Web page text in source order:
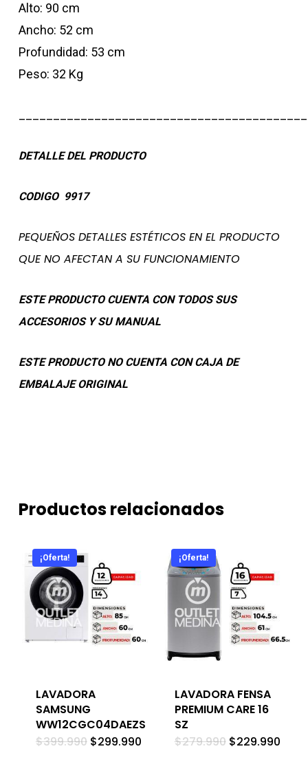
Alto: 90 cm
Ancho: 52 cm
Profundidad: 53 cm
Peso: 32 Kg
DETALLE DEL PRODUCTO
CODIGO 9917
PEQUEÑOS DETALLES ESTÉTICOS EN EL PRODUCTO
QUE NO AFECTAN A SU FUNCIONAMIENTO
ESTE PRODUCTO CUENTA CON TODOS SUS
ACCESORIOS Y SU MANUAL
ESTE PRODUCTO NO CUENTA CON CAJA DE
EMBALAJE ORIGINAL
Productos relacionados
¡Oferta!
LAVADORA
SAMSUNG
WW12CGC04DAEZS
$399.990 El
$299.990El
¡Oferta!
LAVADORA FENSA
PREMIUM CARE 16
SZ
$279.990 El
$229.990El